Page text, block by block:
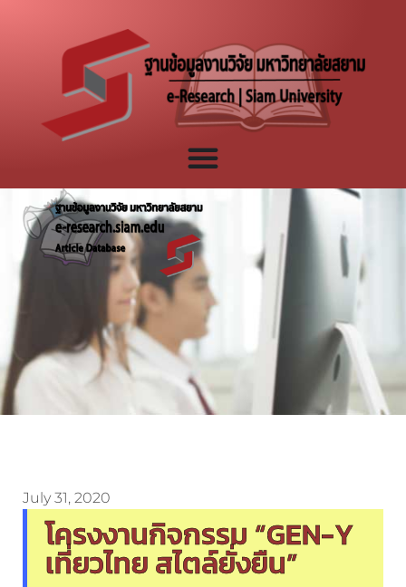
July 31, 2020
โครงงานกิจกรรม “GEN-Y
เที่ยวไทย สไตล์ยั่งยืน”